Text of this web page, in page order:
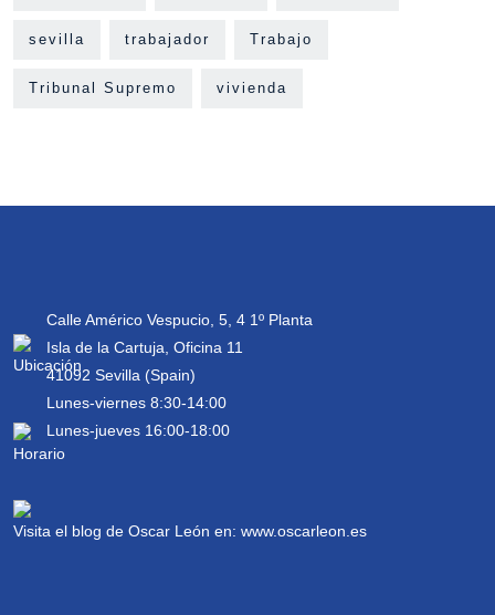
sevilla trabajador Trabajo
Tribunal Supremo vivienda
Calle Américo Vespucio, 5, 4 1º Planta
Isla de la Cartuja, Oficina 11
41092 Sevilla (Spain)
Lunes-viernes 8:30-14:00
Lunes-jueves 16:00-18:00
Visita el blog de Oscar León en: www.oscarleon.es